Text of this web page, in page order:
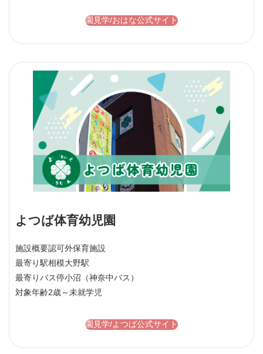
園見学/おはな公式サイト
よつば体育幼児園
施設概要認可外保育施設
最寄り駅相模大野駅
最寄りバス停小沼（神奈中バス）
対象年齢2歳～未就学児
園見学/よつば公式サイト